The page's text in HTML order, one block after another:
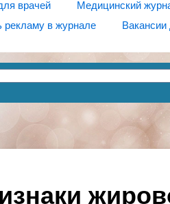
врачей
Медицинский
рекламу в журнале